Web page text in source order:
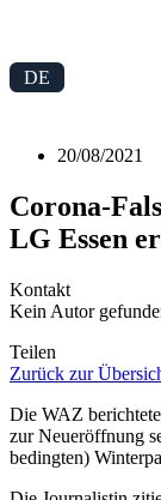
springen
DE
20/08/2021
Corona-
LG Essen
Kontakt
Kein Autor
Teilen
Zurück zur
Die WAZ
zur Neueröffnung
bedingten)